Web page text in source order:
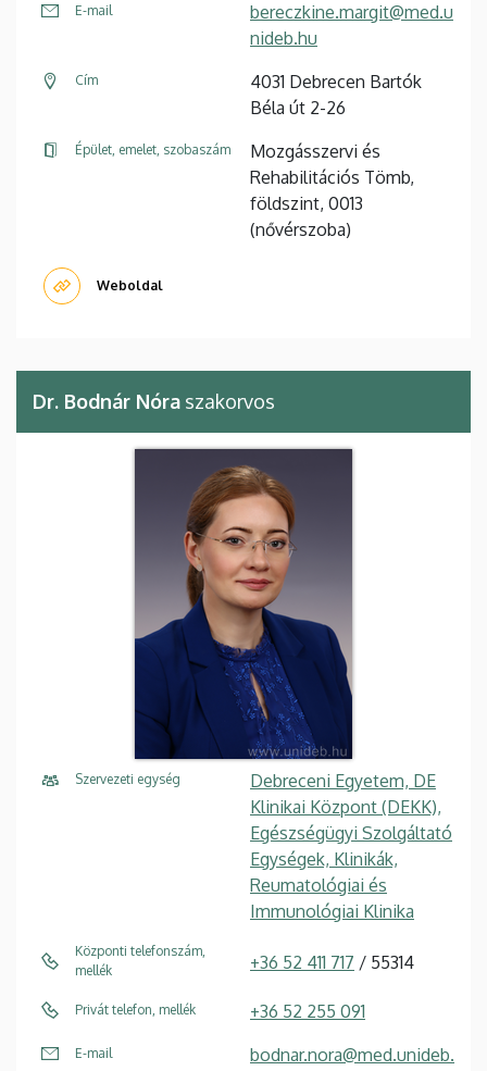
E-mail
bereczkine.margit@med.u
nideb.hu
Cím
4031 Debrecen Bartók
Béla út 2-26
Épület, emelet, szobaszám
Mozgásszervi és
Rehabilitációs Tömb,
földszint, 0013
(nővérszoba)
Weboldal
Dr. Bodnár Nóra szakorvos
Szervezeti egység
Debreceni Egyetem, DE
Klinikai Központ (DEKK),
Egészségügyi Szolgáltató
Egységek, Klinikák,
Reumatológiai és
Immunológiai Klinika
Központi telefonszám,
mellék
+36 52 411 717 / 55314
Privát telefon, mellék +36 52 255 091
E-mail
bodnar.nora@med.unideb.